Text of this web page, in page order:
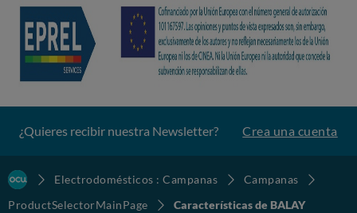
¿Quieres recibir nuestra Newsletter? Crea una cuenta
Electrodomésticos : Campanas
Campanas
ProductSelectorMainPage
Características de BALAY